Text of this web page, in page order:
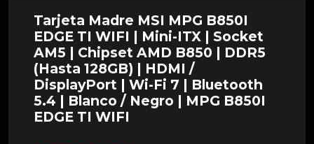
Tarjeta Madre MSI MPG B850I
EDGE TI WIFI | Mini-ITX | Socket
AM5 | Chipset AMD B850 | DDR5
(Hasta 128GB) | HDMI /
DisplayPort | Wi-Fi 7 | Bluetooth
5.4 | Blanco / Negro | MPG B850I
EDGE TI WIFI